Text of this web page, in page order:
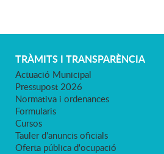
TRÀMITS I TRANSPARÈNCIA
Actuació Municipal
Pressupost 2026
Normativa i ordenances
Formularis
Cursos
Tauler d'anuncis oficials
Oferta pública d'ocupació